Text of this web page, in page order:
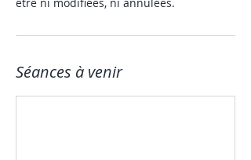
Séances à venir